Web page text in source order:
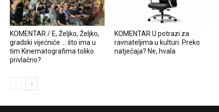
KOMENTAR / E, Željko, Željko,
gradski vijećniče … što ima u
tim Kinematografima toliko
privlačno?
KOMENTAR U potrazi za
ravnateljima u kulturi. Preko
natječaja? Ne, hvala